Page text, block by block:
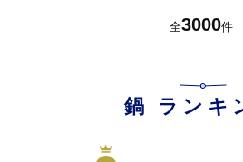
全3000件
鍋 ランキ